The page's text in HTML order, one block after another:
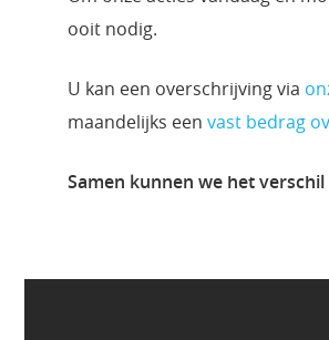
ooit nodig.
U kan een overschrijving via
maandelijks een vast bedrag
Samen kunnen we het